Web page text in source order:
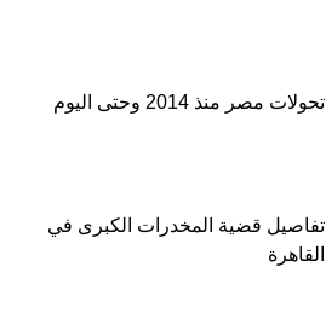
تحولات مصر منذ 2014 وحتى اليوم
تفاصيل قضية المخدرات الكبرى في
القاهرة